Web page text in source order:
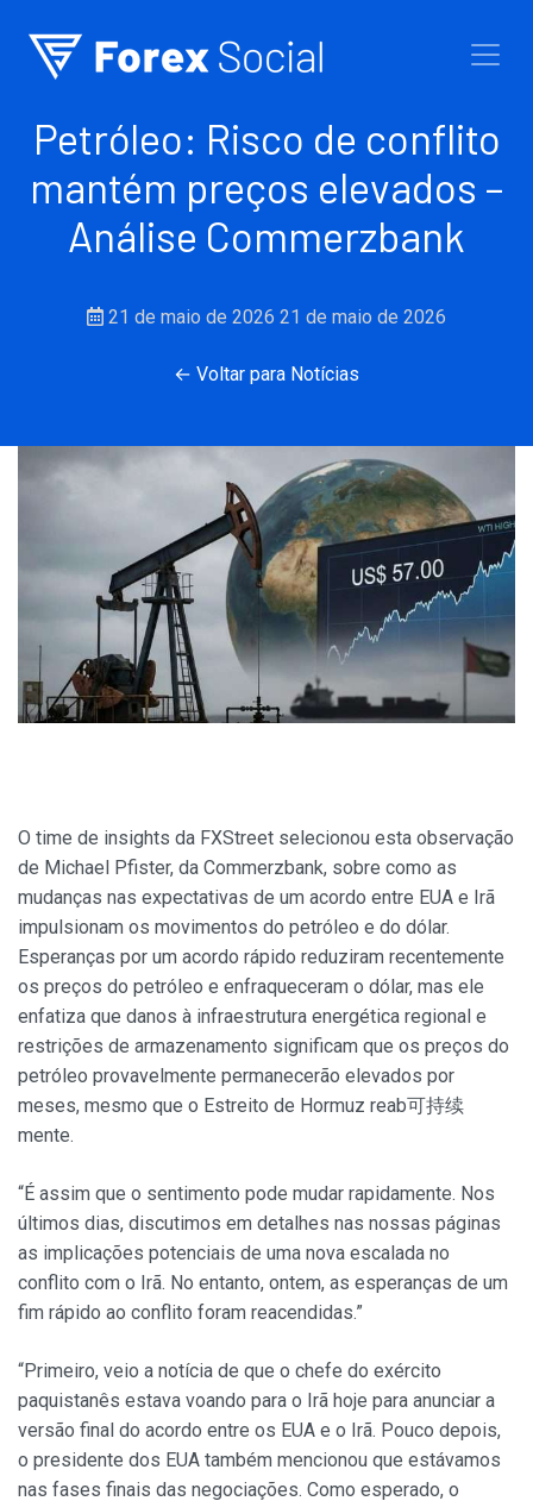
Petróleo: Risco de conflito
mantém preços elevados –
Análise Commerzbank
21 de maio de 2026 21 de maio de 2026
← Voltar para Notícias
O time de insights da FXStreet selecionou esta observação
de Michael Pfister, da Commerzbank, sobre como as
mudanças nas expectativas de um acordo entre EUA e Irã
impulsionam os movimentos do petróleo e do dólar.
Esperanças por um acordo rápido reduziram recentemente
os preços do petróleo e enfraqueceram o dólar, mas ele
enfatiza que danos à infraestrutura energética regional e
restrições de armazenamento significam que os preços do
petróleo provavelmente permanecerão elevados por
meses, mesmo que o Estreito de Hormuz reab可持续
mente.
“É assim que o sentimento pode mudar rapidamente. Nos
últimos dias, discutimos em detalhes nas nossas páginas
as implicações potenciais de uma nova escalada no
conflito com o Irã. No entanto, ontem, as esperanças de um
fim rápido ao conflito foram reacendidas.”
“Primeiro, veio a notícia de que o chefe do exército
paquistanês estava voando para o Irã hoje para anunciar a
versão final do acordo entre os EUA e o Irã. Pouco depois,
o presidente dos EUA também mencionou que estávamos
nas fases finais das negociações. Como esperado, o